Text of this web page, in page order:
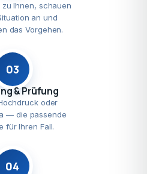
zu Ihnen, schauen
an und
das Vorgehen.
03
& Prüfung
oder
— die passende
für Ihren Fall.
04